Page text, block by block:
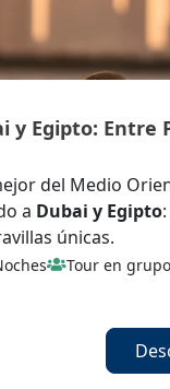
y Egipto: Entre
del Medio
a Dubai y Egipto
únicas.
Tour en grupo